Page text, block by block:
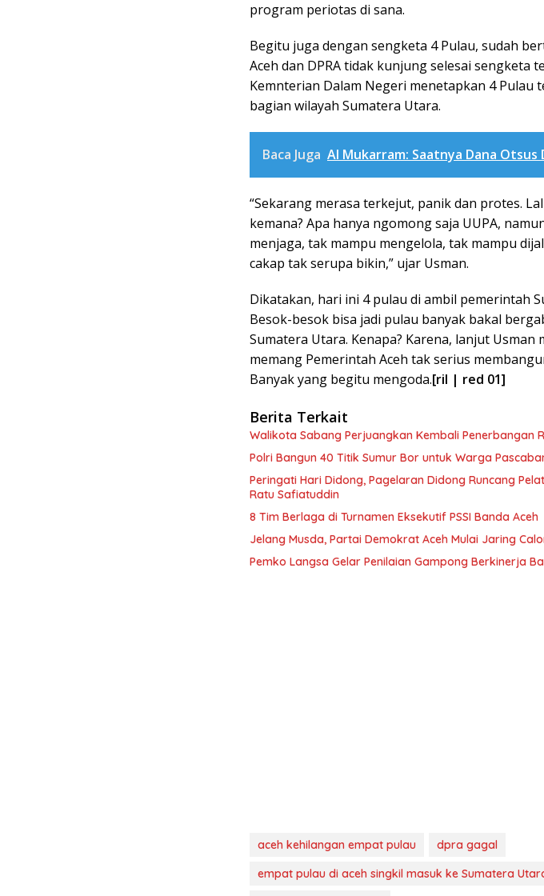
program periotas di sana.
Begitu juga dengan sengketa 4 Pulau, sudah
Aceh dan DPRA tidak kunjung selesai sengketa
Kemnterian Dalam Negeri menetapkan 4 Pulau
bagian wilayah Sumatera Utara.
Baca Juga Al Mukarram: Saatnya Dana Otsus
“Sekarang merasa terkejut, panik dan protes.
kemana? Apa hanya ngomong saja UUPA,
menjaga, tak mampu mengelola, tak mampu
cakap tak serupa bikin,” ujar Usman.
Dikatakan, hari ini 4 pulau di ambil pemerintah
Besok-besok bisa jadi pulau banyak bakal
Sumatera Utara. Kenapa? Karena, lanjut Usman
memang Pemerintah Aceh tak serius
Banyak yang begitu mengoda.[ril | red 01]
Berita Terkait
Walikota Sabang Perjuangkan Kembali Penerbangan
Polri Bangun 40 Titik Sumur Bor untuk Warga
Peringati Hari Didong, Pagelaran Didong Runcang
Ratu Safiatuddin
8 Tim Berlaga di Turnamen Eksekutif PSSI Banda Aceh
Jelang Musda, Partai Demokrat Aceh Mulai Jaring
Pemko Langsa Gelar Penilaian Gampong Berkinerja
aceh kehilangan empat pulau
dpra gagal
empat pulau di aceh singkil masuk ke Sumatera